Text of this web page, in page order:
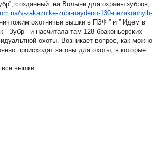
созданный на Волыни для охраны зубров,
v-zakaznike-zubr-naydeno-130-nezakonnyih-
охотничьи вышки в ПЗФ ” и ” Идем в
Зубр ” и насчитала там 128 браконьерских
охоты. Возникает вопрос, как можно
происходят загоны для охоты, в которые
все вышки.